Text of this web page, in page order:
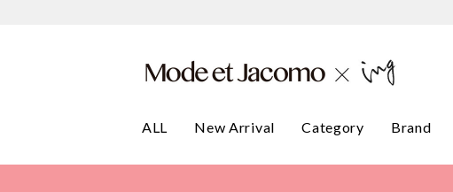
ALL New Arrival Category Brand